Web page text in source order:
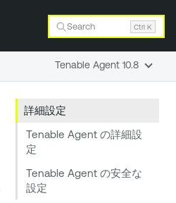
Search Ctrl K
詳細設定
Tenable Agent の詳細設
定
Tenable Agent の安全な
設定
Tenable Agent 10.8